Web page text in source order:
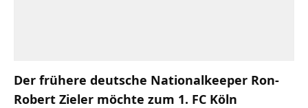
Der frühere deutsche Nationalkeeper Ron-
Robert Zieler möchte zum 1. FC Köln